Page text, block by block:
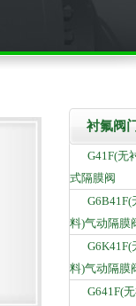
衬氟阀
G41F(无
式隔膜阀
G6B41F(
料)气动隔膜
G6K41F(
料)气动隔膜
G641F(